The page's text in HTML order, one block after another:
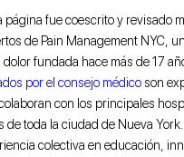
página fue coescrito y revisado
de Pain Management NYC,
fundada hace más de 17
por el consejo médicoson
con los principales
toda la ciudad de Nueva
colectiva en educación,